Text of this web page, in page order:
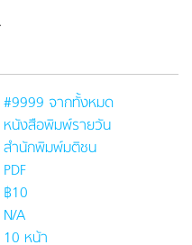
#9999 จากทั้งหมด
หนังสือพิมพ์รายวัน
สำนักพิมพ์มติชน
PDF
฿10
N/A
10 หน้า